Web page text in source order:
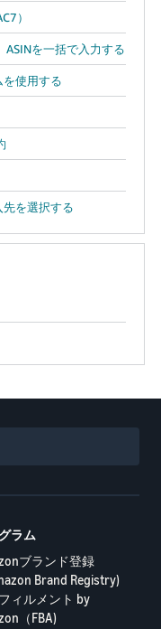
）
ASINを一括で入力する
使用する
を選択する
ラム
ブランド登録
Brand Registry)
ィルメント by
（FBA)